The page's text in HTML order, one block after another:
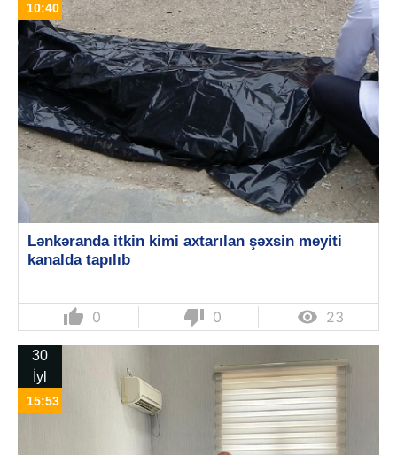
10:40
Lənkəranda itkin kimi axtarılan şəxsin meyiti
kanalda tapılıb
thumb_up 0 thumb_down 0  23
30
İyl
15:53